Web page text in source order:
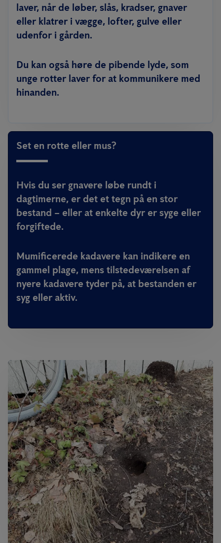
laver, når de løber, slås, kradser, gnaver
eller klatrer i vægge, lofter, gulve eller
udenfor i gården.
Du kan også høre de pibende lyde, som
unge rotter laver for at kommunikere med
hinanden.
Set en rotte eller mus?
Hvis du ser gnavere løbe rundt i
dagtimerne, er det et tegn på en stor
bestand – eller at enkelte dyr er syge eller
forgiftede.
Mumificerede kadavere kan indikere en
gammel plage, mens tilstedeværelsen af
nyere kadavere tyder på, at bestanden er
syg eller aktiv.